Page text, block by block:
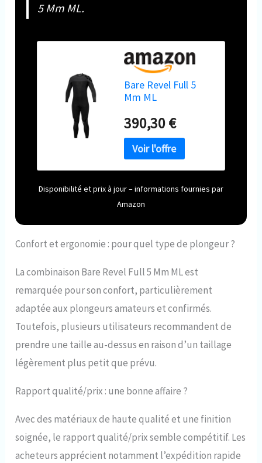
5 Mm ML.
Bare Revel Full 5
Mm ML
390,30 €
Disponibilité et prix à jour – informations fournies par
Amazon
Confort et ergonomie : pour quel type de plongeur ?
La combinaison Bare Revel Full 5 Mm ML est
remarquée pour son confort, particulièrement
adaptée aux plongeurs amateurs et confirmés.
Toutefois, plusieurs utilisateurs recommandent de
prendre une taille au-dessus en raison d’un taillage
légèrement plus petit que prévu.
Rapport qualité/prix : une bonne affaire ?
Avec des matériaux de haute qualité et une finition
soignée, le rapport qualité/prix semble compétitif. Les
acheteurs apprécient notamment l’expédition rapide